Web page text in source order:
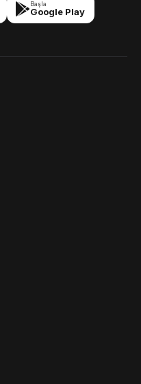
Başla
Google Play